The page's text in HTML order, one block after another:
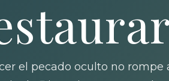
el pecado oculto no rompe